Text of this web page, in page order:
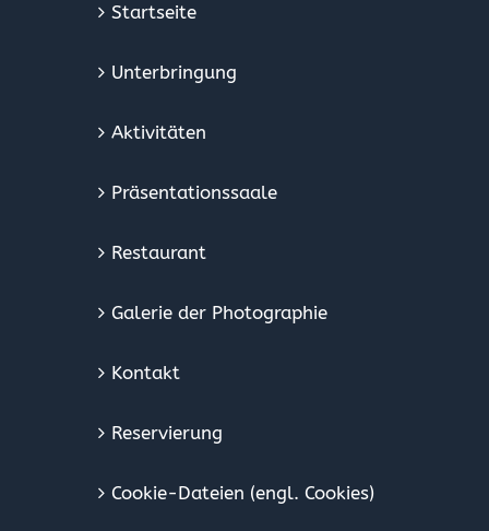
Startseite
Unterbringung
Aktivitäten
Präsentationssaale
Restaurant
Galerie der Photographie
Kontakt
Reservierung
Cookie-Dateien (engl. Cookies)